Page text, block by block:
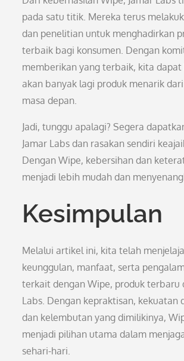
pada satu titik. Mereka terus
dan penelitian untuk menghadirkan
terbaik bagi konsumen. Dengan
memberikan yang terbaik, kita
akan banyak lagi produk menarik dari
masa depan.
Jadi, tunggu apalagi? Segera
Jamar Labs dan rasakan sendiri
Dengan Wipe, kebersihan dan
menjadi lebih mudah dan
Kesimpulan
Melalui artikel ini, kita telah
keunggulan, manfaat, serta
terkait dengan Wipe, produk terbaru
Labs. Dengan kepraktisan, kekuatan
dan kelembutan yang dimilikinya,
menjadi pilihan utama dalam
sehari-hari.